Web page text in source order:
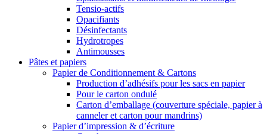
Tensio-actifs
Opacifiants
Désinfectants
Hydrotropes
Antimousses
Pâtes et papiers
Papier de Conditionnement & Cartons
Production d’adhésifs pour les sacs en papier
Pour le carton ondulé
Carton d’emballage (couverture spéciale, papier à
canneler et carton pour mandrins)
Papier d’impression & d’écriture